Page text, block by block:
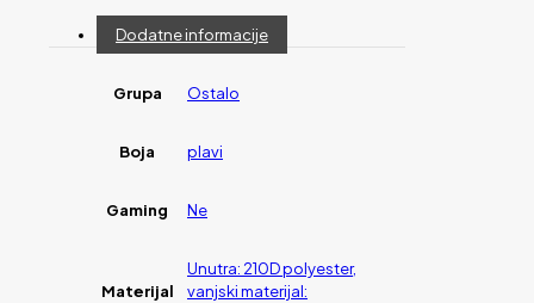
Dodatne informacije
Grupa Ostalo
Boja plavi
Gaming Ne
Materijal
Unutra: 210D polyester,
vanjski materijal: